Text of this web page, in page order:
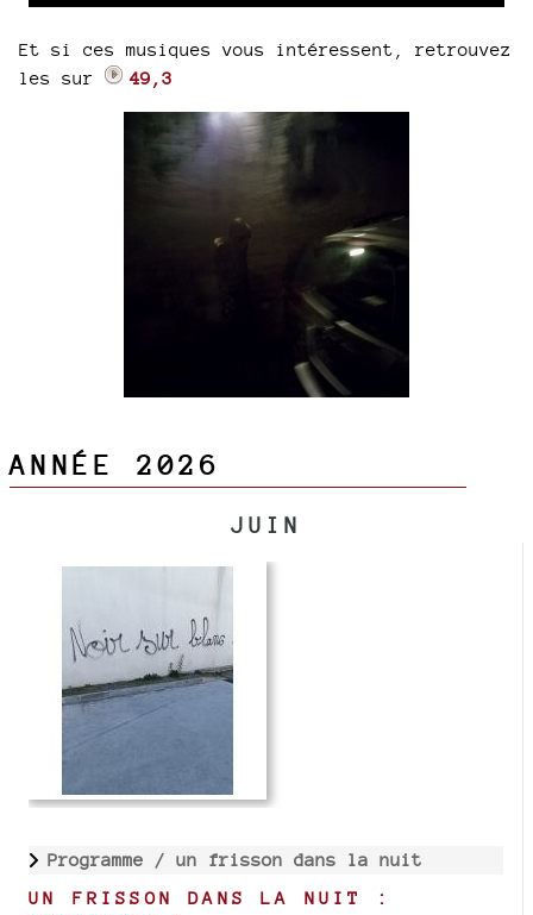
Et si ces musiques vous intéressent, retrouvez
les sur
49,3
ANNÉE 2026
JUIN
Programme / un frisson dans la nuit
UN FRISSON DANS LA NUIT :